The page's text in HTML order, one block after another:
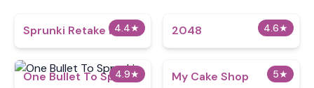
4.4★
Sprunki Retake Max 4.6★
2048
4.9★
One Bullet To Sprunki 5★
My Cake Shop